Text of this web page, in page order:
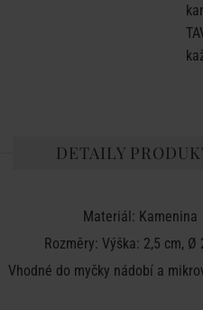
DETAILY
Materiál: Kamenina
Rozměry: Výška: 2,5 cm, Ø
Vhodné do myčky nádobí a